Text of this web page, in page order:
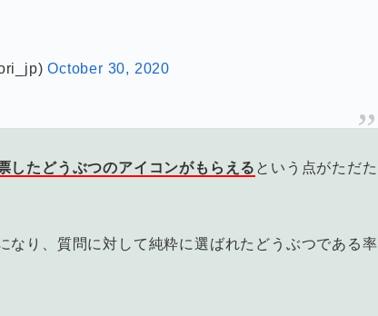
October 30, 2020
したどうぶつのアイコンがもらえる という点がただた
なり、質問に対して純粋に選ばれたどうぶつである率